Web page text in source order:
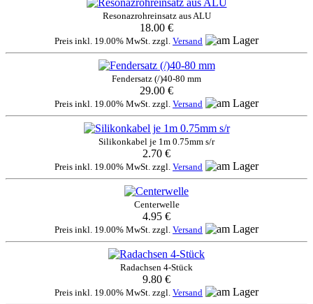
Resonazrohreinsatz aus ALU
18.00 €
Preis inkl. 19.00% MwSt. zzgl. Versand
Fendersatz (/)40-80 mm
29.00 €
Preis inkl. 19.00% MwSt. zzgl. Versand
Silikonkabel je 1m 0.75mm s/r
2.70 €
Preis inkl. 19.00% MwSt. zzgl. Versand
Centerwelle
4.95 €
Preis inkl. 19.00% MwSt. zzgl. Versand
Radachsen 4-Stück
9.80 €
Preis inkl. 19.00% MwSt. zzgl. Versand